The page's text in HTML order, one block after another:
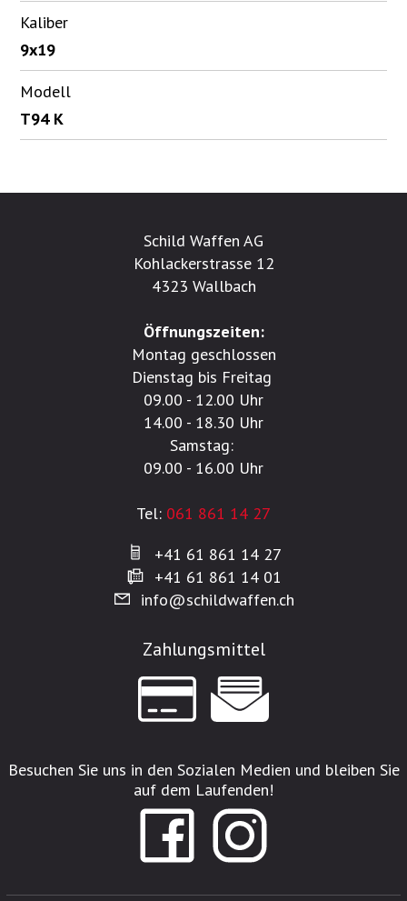
Kaliber
9x19
Modell
T94 K
Schild Waffen AG
Kohlackerstrasse 12
4323 Wallbach
Öffnungszeiten:
Montag geschlossen
Dienstag bis Freitag
09.00 - 12.00 Uhr
14.00 - 18.30 Uhr
Samstag:
09.00 - 16.00 Uhr
Tel: 061 861 14 27
+41 61 861 14 27
+41 61 861 14 01
info@schildwaffen.ch
Zahlungsmittel
Besuchen Sie uns in den Sozialen Medien und bleiben Sie
auf dem Laufenden!